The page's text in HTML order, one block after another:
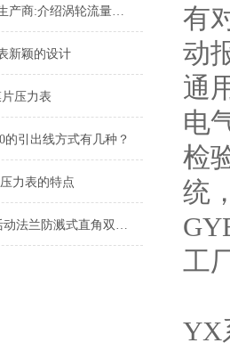
涡轮流量计生产商:介绍涡轮流量计的基本型号
新颖的设计
压力表
的引出线方式有几种？
力表的特点
WRE2-520活动法兰防溅式直角双支热电偶
有
动
通
电
检
统
工
YX